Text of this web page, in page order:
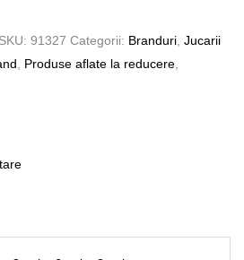
SKU: 91327 Categorii: Branduri Jucarii
Produse aflate la reducere